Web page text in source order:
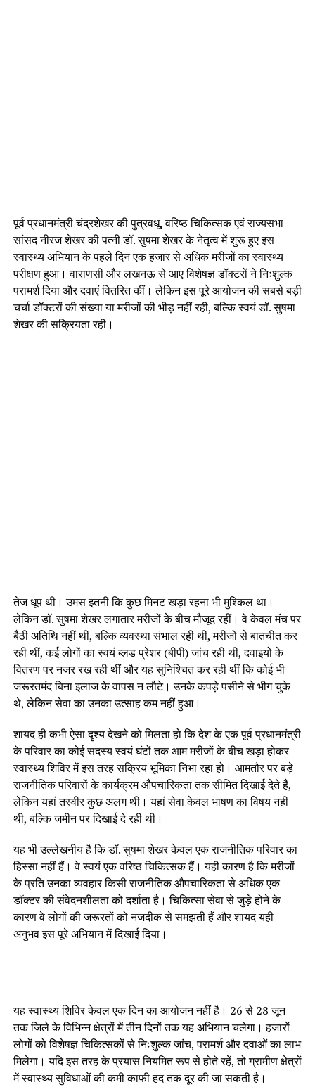
पूर्व प्रधानमंत्री चंद्रशेखर की पुत्रवधू, वरिष्ठ चिकित्सक एवं राज्यसभा
सांसद नीरज शेखर की पत्नी डॉ. सुषमा शेखर के नेतृत्व में शुरू हुए इस
स्वास्थ्य अभियान के पहले दिन एक हजार से अधिक मरीजों का स्वास्थ्य
परीक्षण हुआ। वाराणसी और लखनऊ से आए विशेषज्ञ डॉक्टरों ने निःशुल्क
परामर्श दिया और दवाएं वितरित कीं। लेकिन इस पूरे आयोजन की सबसे बड़ी
चर्चा डॉक्टरों की संख्या या मरीजों की भीड़ नहीं रही, बल्कि स्वयं डॉ. सुषमा
शेखर की सक्रियता रही।
तेज धूप थी। उमस इतनी कि कुछ मिनट खड़ा रहना भी मुश्किल था।
लेकिन डॉ. सुषमा शेखर लगातार मरीजों के बीच मौजूद रहीं। वे केवल मंच पर
बैठी अतिथि नहीं थीं, बल्कि व्यवस्था संभाल रही थीं, मरीजों से बातचीत कर
रही थीं, कई लोगों का स्वयं ब्लड प्रेशर (बीपी) जांच रही थीं, दवाइयों के
वितरण पर नजर रख रही थीं और यह सुनिश्चित कर रही थीं कि कोई भी
जरूरतमंद बिना इलाज के वापस न लौटे। उनके कपड़े पसीने से भीग चुके
थे, लेकिन सेवा का उनका उत्साह कम नहीं हुआ।
शायद ही कभी ऐसा दृश्य देखने को मिलता हो कि देश के एक पूर्व प्रधानमंत्री
के परिवार का कोई सदस्य स्वयं घंटों तक आम मरीजों के बीच खड़ा होकर
स्वास्थ्य शिविर में इस तरह सक्रिय भूमिका निभा रहा हो। आमतौर पर बड़े
राजनीतिक परिवारों के कार्यक्रम औपचारिकता तक सीमित दिखाई देते हैं,
लेकिन यहां तस्वीर कुछ अलग थी। यहां सेवा केवल भाषण का विषय नहीं
थी, बल्कि जमीन पर दिखाई दे रही थी।
यह भी उल्लेखनीय है कि डॉ. सुषमा शेखर केवल एक राजनीतिक परिवार का
हिस्सा नहीं हैं। वे स्वयं एक वरिष्ठ चिकित्सक हैं। यही कारण है कि मरीजों
के प्रति उनका व्यवहार किसी राजनीतिक औपचारिकता से अधिक एक
डॉक्टर की संवेदनशीलता को दर्शाता है। चिकित्सा सेवा से जुड़े होने के
कारण वे लोगों की जरूरतों को नजदीक से समझती हैं और शायद यही
अनुभव इस पूरे अभियान में दिखाई दिया।
यह स्वास्थ्य शिविर केवल एक दिन का आयोजन नहीं है। 26 से 28 जून
तक जिले के विभिन्न क्षेत्रों में तीन दिनों तक यह अभियान चलेगा। हजारों
लोगों को विशेषज्ञ चिकित्सकों से निःशुल्क जांच, परामर्श और दवाओं का लाभ
मिलेगा। यदि इस तरह के प्रयास नियमित रूप से होते रहें, तो ग्रामीण क्षेत्रों
में स्वास्थ्य सुविधाओं की कमी काफी हद तक दूर की जा सकती है।